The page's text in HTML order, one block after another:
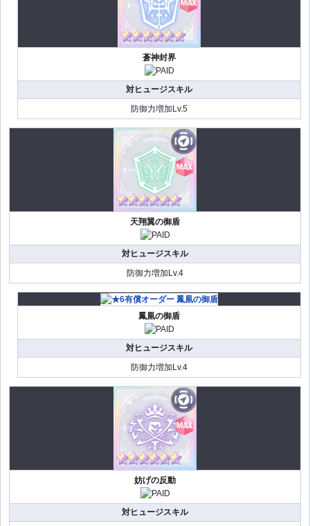
蒼神封界
対ヒュージスキル
防御力増加Lv.5
天翔翼の御盾
対ヒュージスキル
防御力増加Lv.4
鳳凰の御盾
対ヒュージスキル
防御力増加Lv.4
妨げの反動
対ヒュージスキル